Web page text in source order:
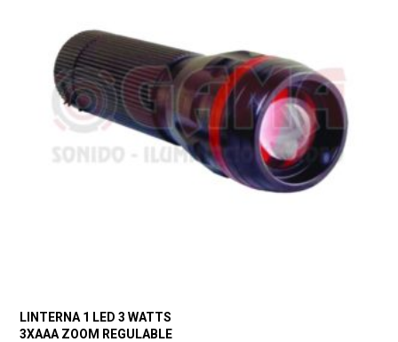
LINTERNA 1 LED 3 WATTS
3XAAA ZOOM REGULABLE